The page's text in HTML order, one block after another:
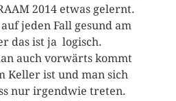
2014 etwas gelernt.
jeden Fall gesund am
das ist ja logisch.
auch vorwärts kommt
Keller ist und man sich
nur irgendwie treten.